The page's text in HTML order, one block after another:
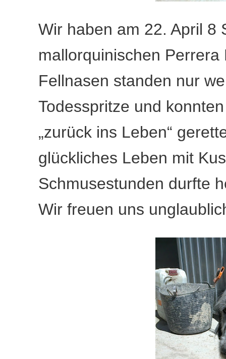
Wir haben am 22. April 8
mallorquinischen
Fellnasen standen nur
Todesspritze und
„zurück ins Leben“
glückliches Leben mit
Schmusestunden durfte
Wir freuen uns